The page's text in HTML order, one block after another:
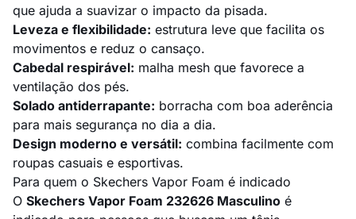
que ajuda a suavizar o impacto da pisada.
Leveza e flexibilidade: estrutura leve que facilita os
movimentos e reduz o cansaço.
Cabedal respirável: malha mesh que favorece a
ventilação dos pés.
Solado antiderrapante: borracha com boa aderência
para mais segurança no dia a dia.
Design moderno e versátil: combina facilmente com
roupas casuais e esportivas.
Para quem o Skechers Vapor Foam é indicado
O Skechers Vapor Foam 232626 Masculino é